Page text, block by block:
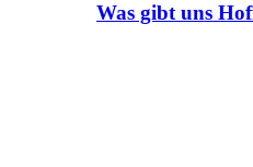
Was gibt uns